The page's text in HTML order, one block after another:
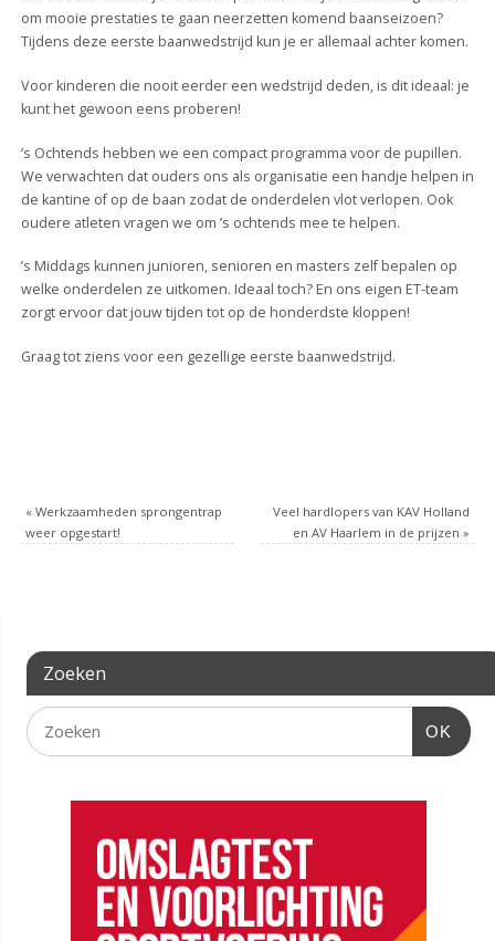
om mooie prestaties te gaan neerzetten komend baanseizoen?
Tijdens deze eerste baanwedstrijd kun je er allemaal achter komen.
Voor kinderen die nooit eerder een wedstrijd deden, is dit ideaal: je
kunt het gewoon eens proberen!
’s Ochtends hebben we een compact programma voor de pupillen.
We verwachten dat ouders ons als organisatie een handje helpen in
de kantine of op de baan zodat de onderdelen vlot verlopen. Ook
oudere atleten vragen we om ’s ochtends mee te helpen.
’s Middags kunnen junioren, senioren en masters zelf bepalen op
welke onderdelen ze uitkomen. Ideaal toch? En ons eigen ET-team
zorgt ervoor dat jouw tijden tot op de honderdste kloppen!
Graag tot ziens voor een gezellige eerste baanwedstrijd.
«Werkzaamheden sprongentrap
weer opgestart!
Veel hardlopers van KAV Holland
en AV Haarlem in de prijzen»
Zoeken
OK